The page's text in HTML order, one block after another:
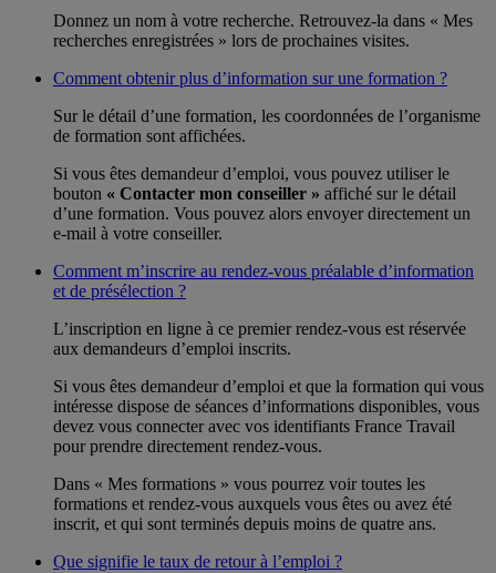
Donnez un nom à votre recherche. Retrouvez-la dans « Mes
recherches enregistrées » lors de prochaines visites.
Comment obtenir plus d’information sur une formation ?
Sur le détail d’une formation, les coordonnées de l’organisme
de formation sont affichées.
Si vous êtes demandeur d’emploi, vous pouvez utiliser le
bouton « Contacter mon conseiller » affiché sur le détail
d’une formation. Vous pouvez alors envoyer directement un
e-mail à votre conseiller.
Comment m’inscrire au rendez-vous préalable d’information
et de présélection ?
L’inscription en ligne à ce premier rendez-vous est réservée
aux demandeurs d’emploi inscrits.
Si vous êtes demandeur d’emploi et que la formation qui vous
intéresse dispose de séances d’informations disponibles, vous
devez vous connecter avec vos identifiants France Travail
pour prendre directement rendez-vous.
Dans « Mes formations » vous pourrez voir toutes les
formations et rendez-vous auxquels vous êtes ou avez été
inscrit, et qui sont terminés depuis moins de quatre ans.
Que signifie le taux de retour à l’emploi ?